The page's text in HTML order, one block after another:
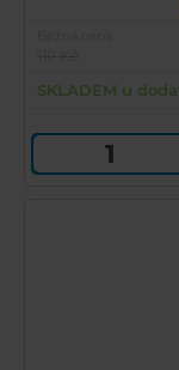
SKLADEM u